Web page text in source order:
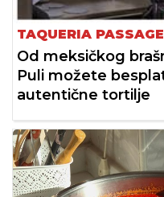
TAQUERIA PASSAGE
Od meksičkog
Puli možete
autentične tortilje